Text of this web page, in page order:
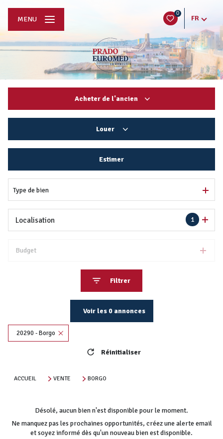
0
FR
MENU
Acheter de l'ancien
Louer
Estimer
Type de bien
1
Localisation
Budget
Filtrer
Voir les 0annonces
20290 - Borgo
Réinitialiser
ACCUEIL VENTE BORGO
Désolé, aucun bien n'est disponible pour le moment.
Ne manquez pas les prochaines opportunités, créez une alerte email
et soyez informé dès qu'un nouveau bien est disponible.